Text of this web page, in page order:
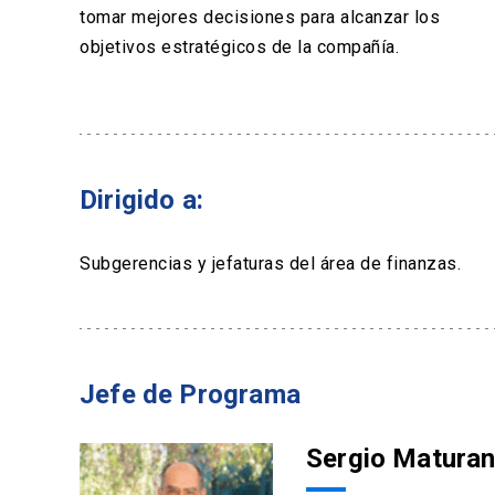
tomar mejores decisiones para alcanzar los
objetivos estratégicos de la compañía.
Dirigido a:
Subgerencias y jefaturas del área de finanzas.
Jefe de Programa
Sergio